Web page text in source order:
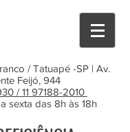
/ Tatuapé -SP | Av.
Feijó, 944
/11 97188-2010
sexta das 8h às 18h